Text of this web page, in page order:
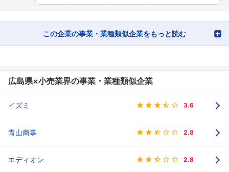
この企業の事業・業種類似企業をもっと読む
広島県×小売業界の事業・業種類似企業
イズミ 3.6
青山商事 2.8
エディオン 2.8